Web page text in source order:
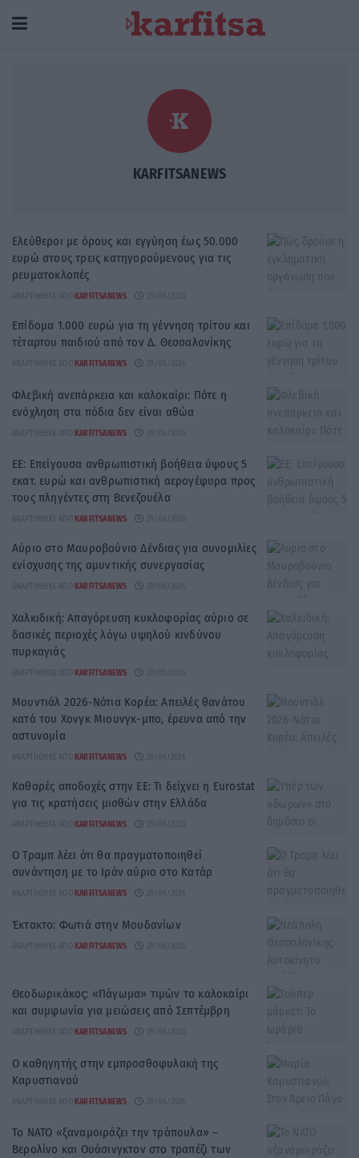
KARFITSANEWS
Ελεύθεροι με όρους και εγγύηση έως 50.000
ευρώ στους τρεις κατηγορούμενους για τις
ρευματοκλοπές
ΑΝΑΡΤΉΘΗΚΕ ΑΠΌ KARFITSANEWS
Επίδομα 1.000 ευρώ για τη γέννηση τρίτου και
τέταρτου παιδιού από τον Δ. Θεσσαλονίκης
ΑΝΑΡΤΉΘΗΚΕ ΑΠΌ KARFITSANEWS
Φλεβική ανεπάρκεια και καλοκαίρι: Πότε η
ενόχληση στα πόδια δεν είναι αθώα
ΑΝΑΡΤΉΘΗΚΕ ΑΠΌ KARFITSANEWS
ΕΕ: Επείγουσα ανθρωπιστική βοήθεια ύψους 5
εκατ. ευρώ και ανθρωπιστική αερογέφυρα προς
τους πληγέντες στη Βενεζουέλα
ΑΝΑΡΤΉΘΗΚΕ ΑΠΌ KARFITSANEWS
Αύριο στο Μαυροβούνιο Δένδιας για συνομιλίες
ενίσχυσης της αμυντικής συνεργασίας
ΑΝΑΡΤΉΘΗΚΕ ΑΠΌ KARFITSANEWS
Χαλκιδική: Απαγόρευση κυκλοφορίας αύριο σε
δασικές περιοχές λόγω υψηλού κινδύνου
πυρκαγιάς
ΑΝΑΡΤΉΘΗΚΕ ΑΠΌ KARFITSANEWS
Μουντιάλ 2026-Νότια Κορέα: Απειλές θανάτου
κατά του Χονγκ Μιουνγκ-μπο, έρευνα από την
αστυνομία
ΑΝΑΡΤΉΘΗΚΕ ΑΠΌ KARFITSANEWS
Καθαρές αποδοχές στην ΕΕ: Τι δείχνει η Eurostat
για τις κρατήσεις μισθών στην Ελλάδα
ΑΝΑΡΤΉΘΗΚΕ ΑΠΌ KARFITSANEWS
Ο Τραμπ λέει ότι θα πραγματοποιηθεί
συνάντηση με το Ιράν αύριο στο Κατάρ
ΑΝΑΡΤΉΘΗΚΕ ΑΠΌ KARFITSANEWS
Έκτακτο: Φωτιά στην Μουδανίων
ΑΝΑΡΤΉΘΗΚΕ ΑΠΌ KARFITSANEWS
Θεοδωρικάκος: «Πάγωμα» τιμών το καλοκαίρι
και συμφωνία για μειώσεις από Σεπτέμβρη
ΑΝΑΡΤΉΘΗΚΕ ΑΠΌ KARFITSANEWS
Ο καθηγητής στην εμπροσθοφυλακή της
Καρυστιανού
ΑΝΑΡΤΉΘΗΚΕ ΑΠΌ KARFITSANEWS
Το ΝΑΤΟ «ξαναμοιράζει την τράπουλα» –
Βερολίνο και Ουάσινγκτον στο τραπέζι των